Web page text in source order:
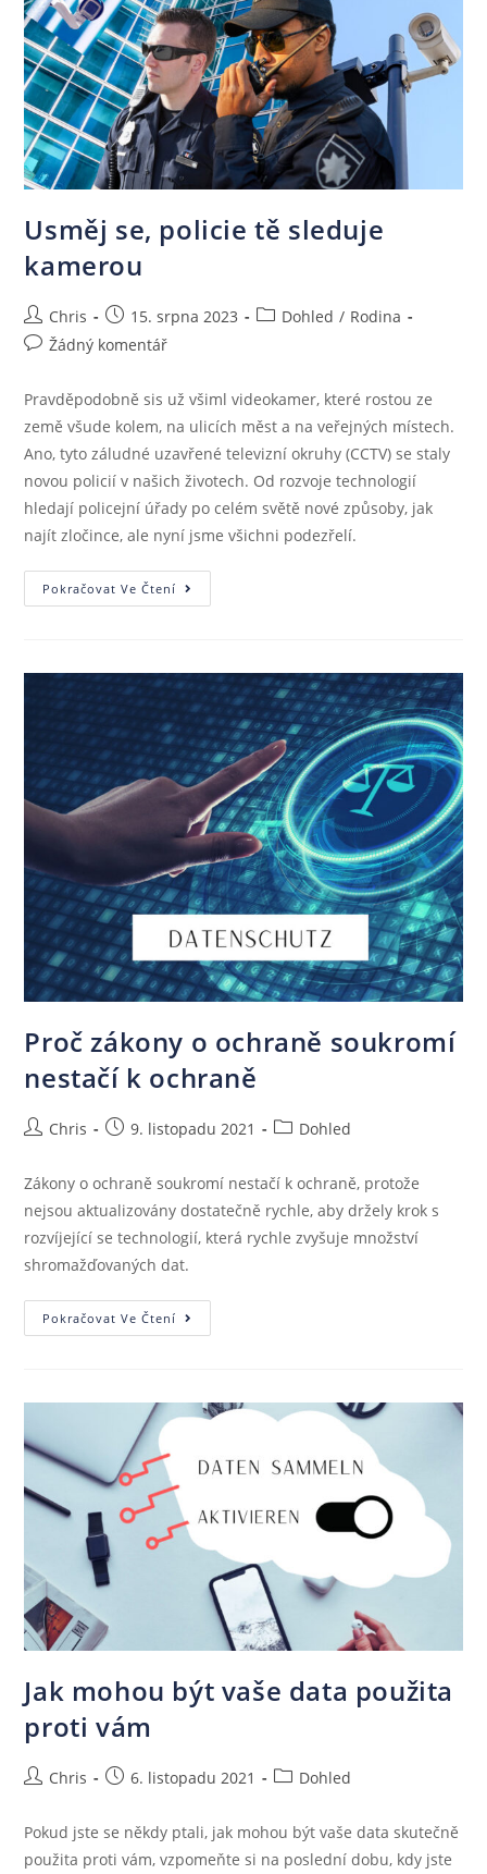
Usměj se, policie tě sleduje
kamerou
Chris 15. srpna 2023 Dohled / Rodina
Žádný komentář
Pravděpodobně sis už všiml videokamer, které rostou ze
země všude kolem, na ulicích měst a na veřejných místech.
Ano, tyto záludné uzavřené televizní okruhy (CCTV) se staly
novou policií v našich životech. Od rozvoje technologií
hledají policejní úřady po celém světě nové způsoby, jak
najít zločince, ale nyní jsme všichni podezřelí.
Pokračovat Ve Čtení
Proč zákony o ochraně soukromí
nestačí k ochraně
Chris 9. listopadu 2021 Dohled
Zákony o ochraně soukromí nestačí k ochraně, protože
nejsou aktualizovány dostatečně rychle, aby držely krok s
rozvíjející se technologií, která rychle zvyšuje množství
shromažďovaných dat.
Pokračovat Ve Čtení
Jak mohou být vaše data použita
proti vám
Chris 6. listopadu 2021 Dohled
Pokud jste se někdy ptali, jak mohou být vaše data skutečně
použita proti vám, vzpomeňte si na poslední dobu, kdy jste